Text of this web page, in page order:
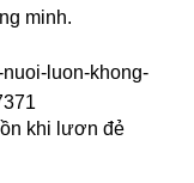
minh.
khi lươn đẻ